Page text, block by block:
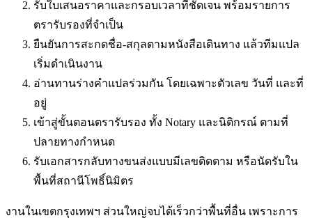
รับใบเสนอราคาและกรอบเวลาที่ชัดเจน พร้อมรายการ
ตรารับรองที่จำเป็น
ยืนยันการสะกดชื่อ-สกุลตามหนังสือเดินทาง แล้วทีมแปล
เริ่มดำเนินงาน
อ่านทานร่างคำแปลร่วมกัน โดยเฉพาะตัวเลข วันที่ และที่
อยู่
เข้าสู่ขั้นตอนตรารับรอง ทั้ง Notary และนิติกรณ์ ตามที่
ปลายทางกำหนด
รับเอกสารกลับทางขนส่งแบบมีเลขติดตาม หรือนัดรับใน
พื้นที่สถานีโพธิ์นิมิตร
งานในเขตกรุงเทพฯ ส่วนใหญ่จบได้เร็วกว่าพื้นที่อื่น เพราะการ